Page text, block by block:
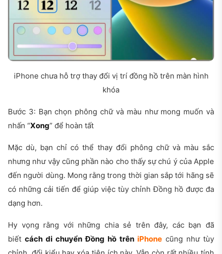
iPhone chưa hỗ trợ thay đổi vị trí đồng hồ trên màn hình
khóa
Bước 3: Bạn chọn phông chữ và màu như mong muốn và
nhấn “Xong” để hoàn tất
Mặc dù, bạn chỉ có thể thay đổi phông chữ và màu sắc
nhưng như vậy cũng phần nào cho thấy sự chú ý của Apple
đến người dùng. Mong rằng trong thời gian sắp tới hãng sẽ
có những cải tiến để giúp việc tùy chỉnh Đồng hồ được đa
dạng hơn.
Hy vọng rằng với những chia sẻ trên đây, các bạn đã
biết cách di chuyển Đồng hồ trên iPhone cũng như tùy